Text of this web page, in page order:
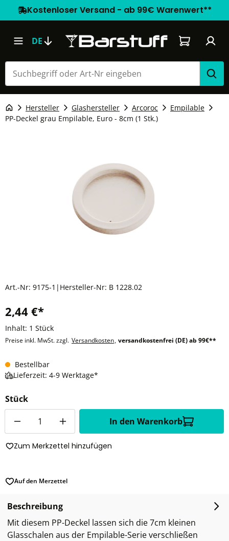
Kostenloser Versand - ab 99€ Warenwert**
DE Warenkorb
Hersteller Glashersteller Arcoroc
Empilable
PP-Deckel grau Empilable, Euro - 8cm (1 Stk.)
Art.-Nr: 9175-1 | Hersteller-Nr: B 1228.02
2,44 €*
Inhalt: 1 Stück
Preise inkl. MwSt. zzgl. Versandkosten, versandkostenfrei (DE) ab 99€**
Bestellbar
Lieferzeit: 4-9 Werktage*
Stück
In den Warenkorb
Zum Merkzettel hinzufügen
Auf den Merzettel
Beschreibung
Mit diesem PP-Deckel lassen sich die 7cm kleinen
Glasschalen aus der Empilable-Serie verschließen